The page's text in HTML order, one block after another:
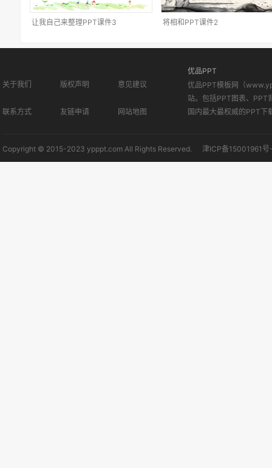
让我自己来整理PPT课件3 将相和PPT课件2
关于我们 版权声明 意见建议
联系方式 友链申请 网站地图
优品PPT
优品PPT模板网（
站。包括PPT图表、PPT
国内最大最权威的PPT下
Copyright © 2015-2023 ypppt.com All Rights Reserved. 津ICP备15001961号